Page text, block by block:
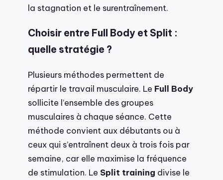
la stagnation et le surentraînement.
Choisir entre Full Body et Split :
quelle stratégie ?
Plusieurs méthodes permettent de
répartir le travail musculaire. Le Full Body
sollicite l’ensemble des groupes
musculaires à chaque séance. Cette
méthode convient aux débutants ou à
ceux qui s’entraînent deux à trois fois par
semaine, car elle maximise la fréquence
de stimulation. Le Split training divise le